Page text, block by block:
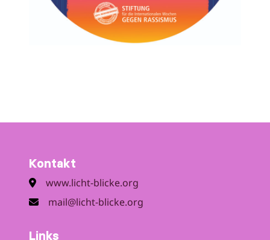
Kontakt
www.licht-blicke.org
mail@licht-blicke.org
Links